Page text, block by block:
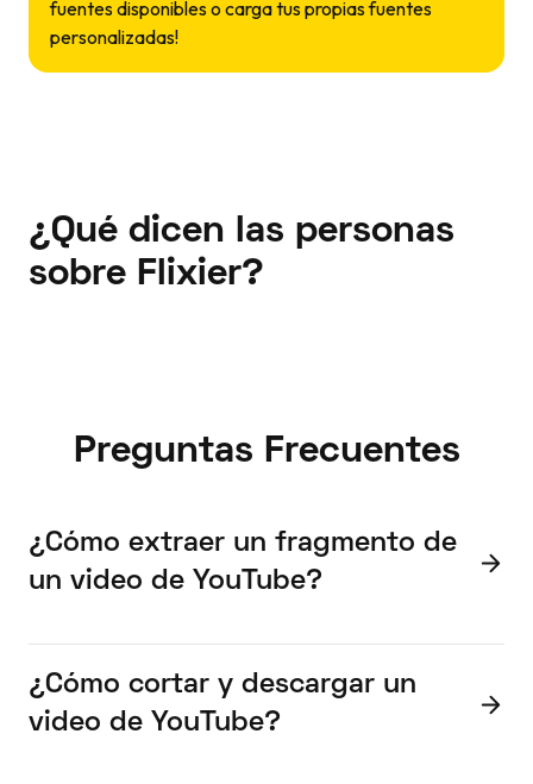
fuentes disponibles o carga tus propias fuentes
personalizadas!
¿Qué dicen las personas
sobre Flixier?
Preguntas Frecuentes
¿Cómo extraer un fragmento de
un video de YouTube?
¿Cómo cortar y descargar un
video de YouTube?